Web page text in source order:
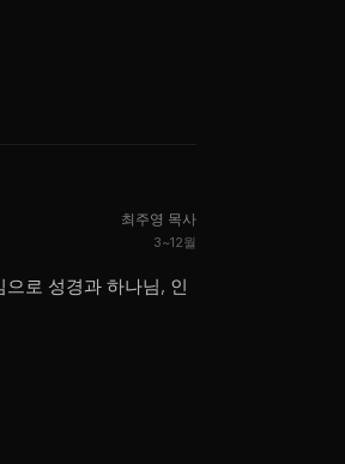
최주영 목사
3~12월
로 성경과 하나님, 인